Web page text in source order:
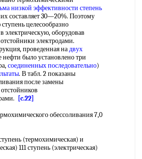
низкой эффективности степень
составляет 30—20%. Поэтому
целесообразно
электрическую, оборудовав
электродами.
проведенная надвух
нефти было установлено три
соединенных последовательно)
. В табл. 2 показаны
после замены
[c.22]
обессоливания 7,0
(термохимическая) и
111 ступень (электрическая)